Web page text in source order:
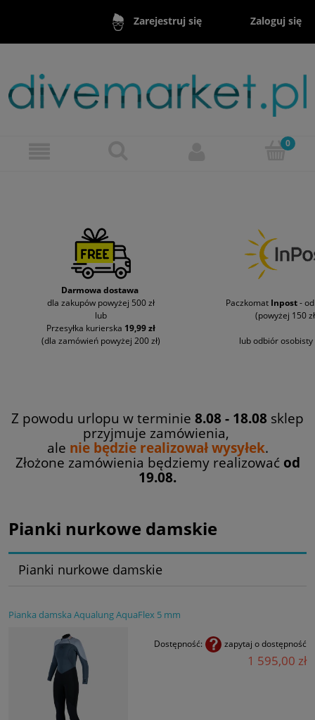
Zarejestruj się Zaloguj się
Darmowa dostawa
dla zakupów powyżej 500 zł
lub
Przesyłka kurierska 19,99 zł
(dla zamówień powyżej 200 zł)
Paczkomat Inpost-
(powyżej 150
lub odbiór
Z powodu urlopu w terminie 8.08 - 18.08 sklep
przyjmuje zamówienia,
ale nie będzie realizował wysyłek.
Złożone zamówienia będziemy realizować od
19.08.
Pianki nurkowe damskie
Pianki nurkowe damskie
Pianka damska Aqualung AquaFlex 5 mm
Dostępność: zapytaj o dostępność
1 595,00 zł